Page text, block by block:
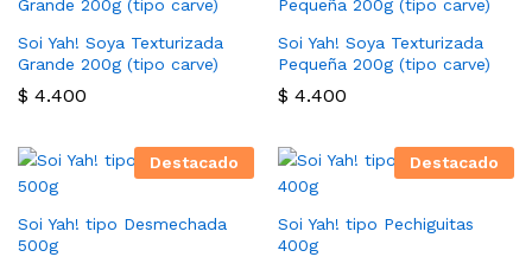
Soi Yah! Soya Texturizada
Grande 200g (tipo carve)
$ 4.400
Soi Yah! Soya Texturizada
Pequeña 200g (tipo carve)
$ 4.400
Destacado
Soi Yah! tipo Desmechada
500g
Destacado
Soi Yah! tipo Pechiguitas
400g